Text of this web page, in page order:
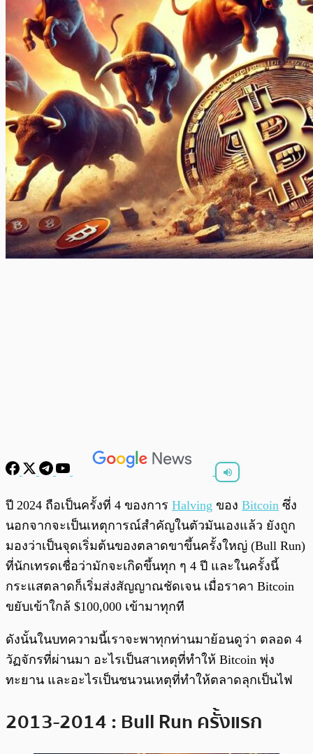
พร้อมเล่น
ปี 2024 ถือเป็นครั้งที่ 4 ของการ Halving ของ Bitcoin ซึ่ง
นอกจากจะเป็นเหตุการณ์สำคัญในตัวมันเองแล้ว ยังถูก
มองว่าเป็นจุดเริ่มต้นของตลาดขาขึ้นครั้งใหญ่ (Bull Run)
ที่นักเทรดเชื่อว่ามักจะเกิดขึ้นทุก ๆ 4 ปี และในครั้งนี้
กระแสตลาดก็เริ่มส่งสัญญาณชัดเจน เมื่อราคา Bitcoin
ขยับเข้าใกล้ $100,000 เข้ามาทุกที
ดังนั้นในบทความนี้เราจะพาทุกท่านมาย้อนดูว่า ตลอด 4
วัฏจักรที่ผ่านมา อะไรเป็นสาเหตุที่ทำให้ Bitcoin พุ่ง
ทะยาน และอะไรเป็นชนวนเหตุที่ทำให้ตลาดลุกเป็นไฟ
2013-2014 : Bull Run ครั้งแรก